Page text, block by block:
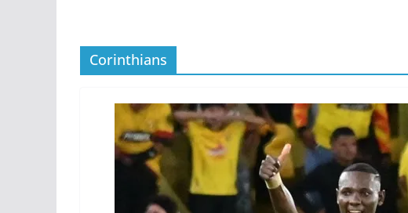
Corinthians